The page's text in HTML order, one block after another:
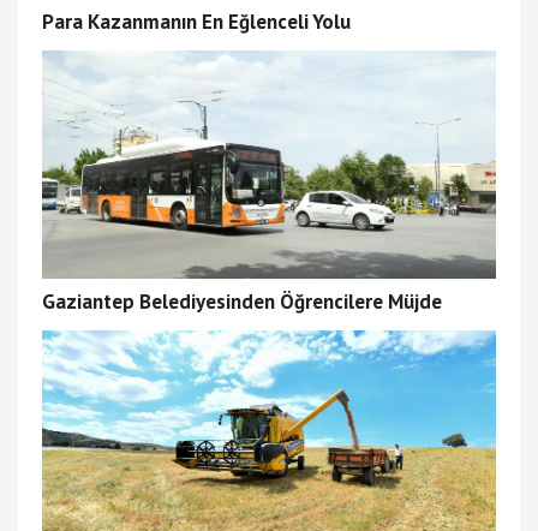
Para Kazanmanın En Eğlenceli Yolu
Gaziantep Belediyesinden Öğrencilere Müjde